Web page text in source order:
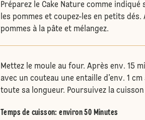
Préparez le Cake Nature comme indiqué
les pommes et coupez-les en petits
pommes à la pâte et mélangez.
Mettez le moule au four. Après env. 15
avec un couteau une entaille d’env. 1
toute sa longueur. Poursuivez la
Temps de cuisson: environ 50 Minutes